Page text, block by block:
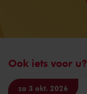
Ook iets voor u?
za 3 okt. 2026